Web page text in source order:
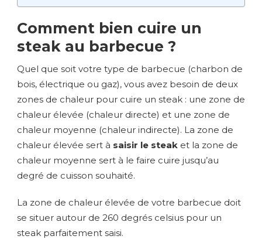
Comment bien cuire un
steak au barbecue ?
Quel que soit votre type de barbecue (charbon de
bois, électrique ou gaz), vous avez besoin de deux
zones de chaleur pour cuire un steak : une zone de
chaleur élevée (chaleur directe) et une zone de
chaleur moyenne (chaleur indirecte). La zone de
chaleur élevée sert à saisir le steak et la zone de
chaleur moyenne sert à le faire cuire jusqu’au
degré de cuisson souhaité.
La zone de chaleur élevée de votre barbecue doit
se situer autour de 260 degrés celsius pour un
steak parfaitement saisi.